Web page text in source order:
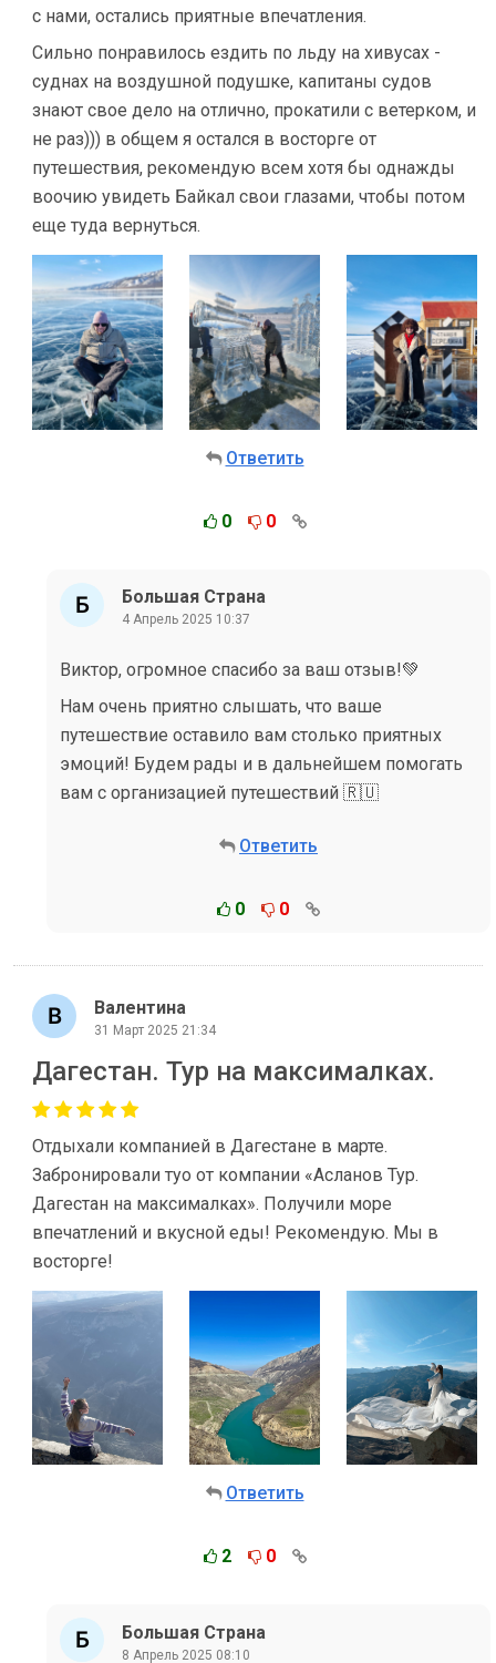
с нами, остались приятные впечатления.
Сильно понравилось ездить по льду на хивусах -
суднах на воздушной подушке, капитаны судов
знают свое дело на отлично, прокатили с ветерком, и
не раз))) в общем я остался в восторге от
путешествия, рекомендую всем хотя бы однажды
воочию увидеть Байкал свои глазами, чтобы потом
еще туда вернуться.
Ответить
0 0
Большая Страна
4 Апрель 2025 10:37
Виктор, огромное спасибо за ваш отзыв!💚
Нам очень приятно слышать, что ваше
путешествие оставило вам столько приятных
эмоций! Будем рады и в дальнейшем помогать
вам с организацией путешествий 🇷🇺
Ответить
0 0
Валентина
31 Март 2025 21:34
Дагестан. Тур на максималках.
Отдыхали компанией в Дагестане в марте.
Забронировали туо от компании «Асланов Тур.
Дагестан на максималках». Получили море
впечатлений и вкусной еды! Рекомендую. Мы в
восторге!
Ответить
2 0
Большая Страна
8 Апрель 2025 08:10